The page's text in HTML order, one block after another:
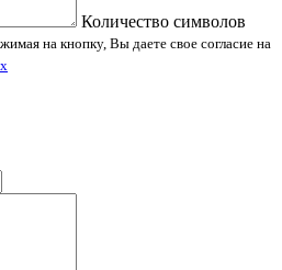
Количество символов
на кнопку, Вы даете свое согласие на